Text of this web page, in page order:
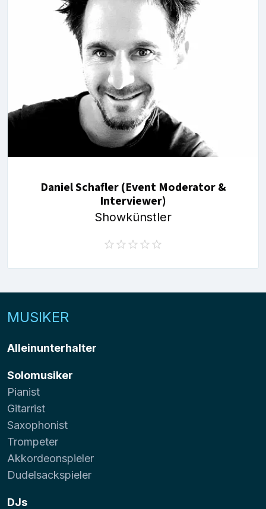
Daniel Schafler (Event Moderator &
Interviewer)
Showkünstler
MUSIKER
Alleinunterhalter
Solomusiker
Pianist
Gitarrist
Saxophonist
Trompeter
Akkordeonspieler
Dudelsackspieler
DJs